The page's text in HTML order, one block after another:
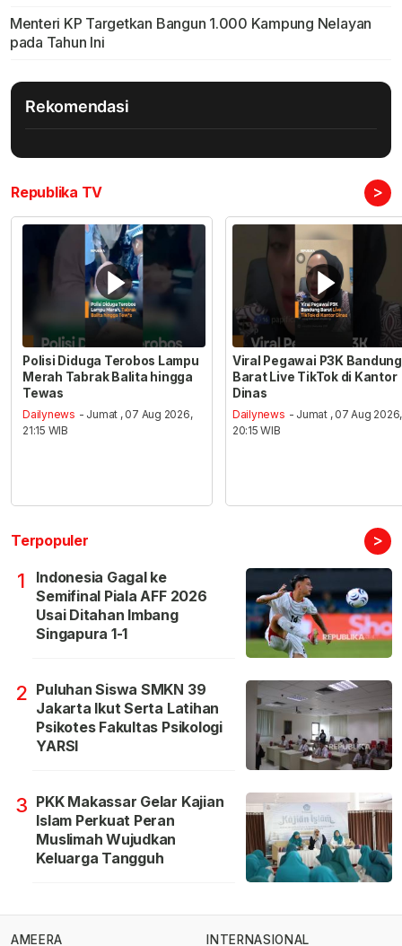
Menteri KP Targetkan Bangun 1.000 Kampung Nelayan
pada Tahun Ini
Rekomendasi
Republika TV >
Polisi Diduga Terobos Lampu
Merah Tabrak Balita hingga
Tewas
Dailynews - Jumat , 07 Aug 2026,
21:15 WIB
Viral Pegawai P3K Bandung
Barat Live TikTok di Kantor
Dinas
Dailynews - Jumat , 07 Aug 2026,
20:15 WIB
Terpopuler >
1
Indonesia Gagal ke
Semifinal Piala AFF 2026
Usai Ditahan Imbang
Singapura 1-1
2 Puluhan Siswa SMKN 39
Jakarta Ikut Serta Latihan
Psikotes Fakultas Psikologi
YARSI
3 PKK Makassar Gelar Kajian
Islam Perkuat Peran
Muslimah Wujudkan
Keluarga Tangguh
AMEERA INTERNASIONAL